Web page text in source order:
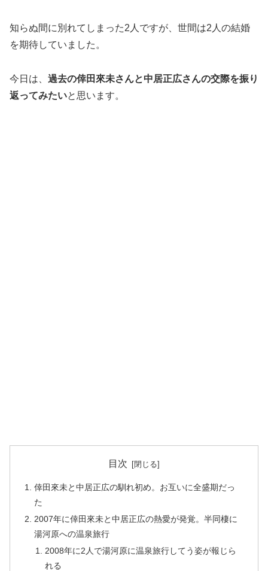
知らぬ間に別れてしまった2人ですが、世間は2人の結婚
を期待していました。
今日は、 過去の倖田來未さんと中居正広さんの交際を振り
返ってみたいと思います。
目次
倖田來未と中居正広の馴れ初め。お互いに全盛期だっ
た
2007年に倖田來未と中居正広の熱愛が発覚。半同棲に
湯河原への温泉旅行
2008年に2人で湯河原に温泉旅行してう姿が報じら
れる